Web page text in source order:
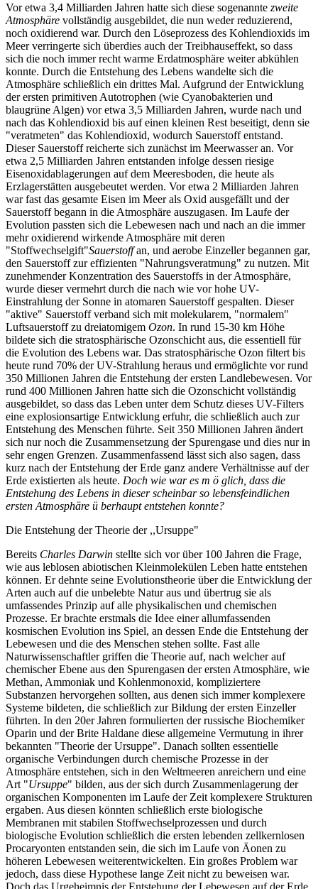
Vor etwa 3,4 Milliarden Jahren hatte sich diese sogenannte zweite
Atmosphäre vollständig ausgebildet, die nun weder reduzierend,
noch oxidierend war. Durch den Löseprozess des Kohlendioxids im
Meer verringerte sich überdies auch der Treibhauseffekt, so dass
sich die noch immer recht warme Erdatmosphäre weiter abkühlen
konnte. Durch die Entstehung des Lebens wandelte sich die
Atmosphäre schließlich ein drittes Mal. Aufgrund der Entwicklung
der ersten primitiven Autotrophen (wie Cyanobakterien und
blaugrüne Algen) vor etwa 3,5 Milliarden Jahren, wurde nach und
nach das Kohlendioxid bis auf einen kleinen Rest beseitigt, denn sie
"veratmeten" das Kohlendioxid, wodurch Sauerstoff entstand.
Dieser Sauerstoff reicherte sich zunächst im Meerwasser an. Vor
etwa 2,5 Milliarden Jahren entstanden infolge dessen riesige
Eisenoxidablagerungen auf dem Meeresboden, die heute als
Erzlagerstätten ausgebeutet werden. Vor etwa 2 Milliarden Jahren
war fast das gesamte Eisen im Meer als Oxid ausgefällt und der
Sauerstoff begann in die Atmosphäre auszugasen. Im Laufe der
Evolution passten sich die Lebewesen nach und nach an die immer
mehr oxidierend wirkende Atmosphäre mit deren
"Stoffwechselgift"Sauerstoffan, und aerobe Einzeller begannen gar,
den Sauerstoff zur effizienten "Nahrungsveratmung" zu nutzen. Mit
zunehmender Konzentration des Sauerstoffs in der Atmosphäre,
wurde dieser vermehrt durch die nach wie vor hohe UV-
Einstrahlung der Sonne in atomaren Sauerstoff gespalten. Dieser
"aktive" Sauerstoff verband sich mit molekularem, "normalem"
Luftsauerstoff zu dreiatomigem Ozon. In rund 15-30 km Höhe
bildete sich die stratosphärische Ozonschicht aus, die essentiell für
die Evolution des Lebens war. Das stratosphärische Ozon filtert bis
heute rund 70% der UV-Strahlung heraus und ermöglichte vor rund
350 Millionen Jahren die Entstehung der ersten Landlebewesen. Vor
rund 400 Millionen Jahren hatte sich die Ozonschicht vollständig
ausgebildet, so dass das Leben unter dem Schutz dieses UV-Filters
eine explosionsartige Entwicklung erfuhr, die schließlich auch zur
Entstehung des Menschen führte. Seit 350 Millionen Jahren ändert
sich nur noch die Zusammensetzung der Spurengase und dies nur in
sehr engen Grenzen. Zusammenfassend lässt sich also sagen, dass
kurz nach der Entstehung der Erde ganz andere Verhältnisse auf der
Erde existierten als heute. Doch wie war es m ö glich, dass die
Entstehung des Lebens in dieser scheinbar so lebensfeindlichen
ersten Atmosphäre ü berhaupt entstehen konnte?
Die Entstehung der Theorie der ,,Ursuppe"
Bereits Charles Darwin stellte sich vor über 100 Jahren die Frage,
wie aus leblosen abiotischen Kleinmolekülen Leben hatte entstehen
können. Er dehnte seine Evolutionstheorie über die Entwicklung der
Arten auch auf die unbelebte Natur aus und übertrug sie als
umfassendes Prinzip auf alle physikalischen und chemischen
Prozesse. Er brachte erstmals die Idee einer allumfassenden
kosmischen Evolution ins Spiel, an dessen Ende die Entstehung der
Lebewesen und die des Menschen stehen sollte. Fast alle
Naturwissenschaftler griffen die Theorie auf, nach welcher auf
chemischer Ebene aus den Spurengasen der ersten Atmosphäre, wie
Methan, Ammoniak und Kohlenmonoxid, kompliziertere
Substanzen hervorgehen sollten, aus denen sich immer komplexere
Systeme bildeten, die schließlich zur Bildung der ersten Einzeller
führten. In den 20er Jahren formulierten der russische Biochemiker
Oparin und der Brite Haldane diese allgemeine Vermutung in ihrer
bekannten "Theorie der Ursuppe". Danach sollten essentielle
organische Verbindungen durch chemische Prozesse in der
Atmosphäre entstehen, sich in den Weltmeeren anreichern und eine
Art "Ursuppe" bilden, aus der sich durch Zusammenlagerung der
organischen Komponenten im Laufe der Zeit komplexere Strukturen
ergaben. Aus diesen könnten schließlich erste biologische
Membranen mit stabilen Stoffwechselprozessen und durch
biologische Evolution schließlich die ersten lebenden zellkernlosen
Procaryonten entstanden sein, die sich im Laufe von Äonen zu
höheren Lebewesen weiterentwickelten. Ein großes Problem war
jedoch, dass diese Hypothese lange Zeit nicht zu beweisen war.
Doch das Urgeheimnis der Entstehung der Lebewesen auf der Erde